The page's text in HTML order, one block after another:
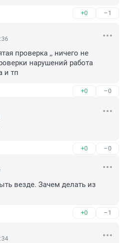
+0 –1
проверка ,, ничего не
нарушений работа
и тп
+0 –0
+0 –0
везде. Зачем делать из
+0 –1